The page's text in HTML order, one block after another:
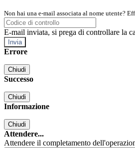
Non hai una e-mail associata al nome utente?
E-mail inviata, si prega di controllare la
Errore
Chiudi
Successo
Chiudi
Informazione
Chiudi
Attendere...
Attendere il completamento